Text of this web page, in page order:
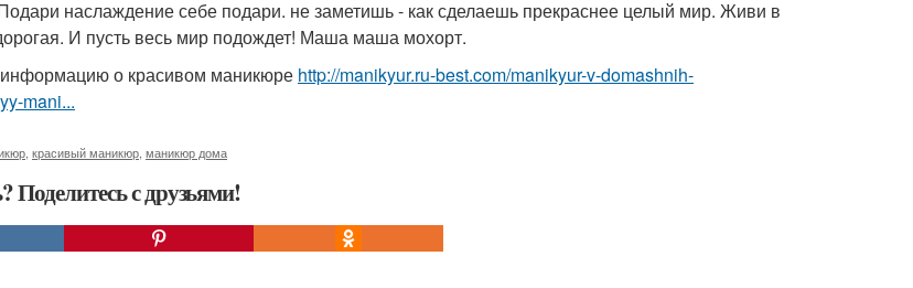
наслаждение себе подари. не заметишь - как сделаешь прекраснее целый мир. Живи в
И пусть весь мир подождет! Маша маша мохорт.
о красивом маникюре http://manikyur.ru-best.com/manikyur-v-domashnih-
mani...
красивый маникюр маникюр дома
Поделитесь с друзьями!